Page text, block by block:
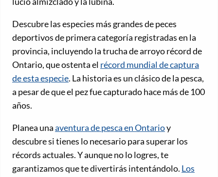
Descubre las especies más grandes de peces
deportivos de primera categoría registradas en la
provincia, incluyendo la trucha de arroyo récord de
Ontario, que ostenta el récord mundial de captura
de esta especie. La historia es un clásico de la pesca,
a pesar de que el pez fue capturado hace más de 100
años.
Planea unaaventura de pesca en Ontarioy
descubre si tienes lo necesario para superar los
récords actuales. Y aunque no lo logres, te
garantizamos que te divertirás intentándolo. Los